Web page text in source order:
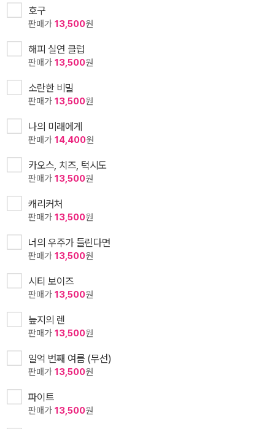
호구
판매가 13,500원
해피 실연 클럽
판매가 13,500원
소란한 비밀
판매가 13,500원
나의 미래에게
판매가 14,400원
카오스, 치즈, 턱시도
판매가 13,500원
캐리커처
판매가 13,500원
너의 우주가 들린다면
판매가 13,500원
시티 보이즈
판매가 13,500원
늪지의 렌
판매가 13,500원
일억 번째 여름 (무선)
판매가 13,500원
파이트
판매가 13,500원